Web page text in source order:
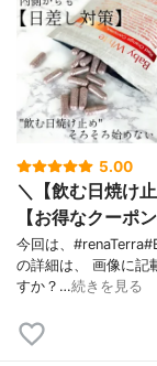
5.00
＼【飲む日焼け
【お得なクーポ
今回は、
の詳細は、 画像に記
すか？…続きを見る